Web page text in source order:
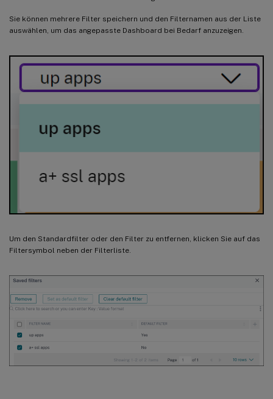
Sie können mehrere Filter speichern und den Filternamen aus der Liste
auswählen, um das angepasste Dashboard bei Bedarf anzuzeigen.
Um den Standardfilter oder den Filter zu entfernen, klicken Sie auf das
Filtersymbol neben der Filterliste.